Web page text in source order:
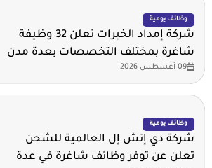
وظائف يومية
شركة إمداد الخبرات تعلن 32 وظيفة
شاغرة بمختلف التخصصات بعدة مدن
09 أغسطس 2026
وظائف يومية
شركة دي إتش إل العالمية للشحن
تعلن عن توفر وظائف شاغرة في عدة